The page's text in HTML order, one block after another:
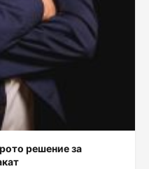
решение за